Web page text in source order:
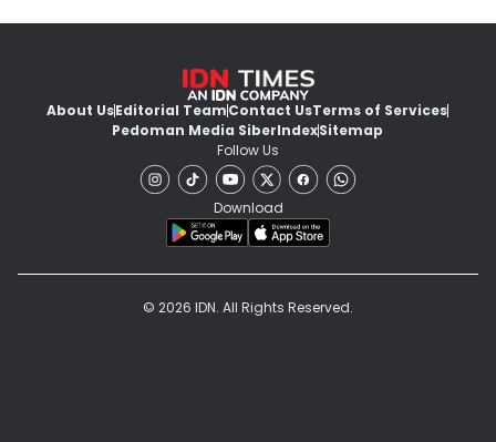
About UsEditorial TeamContact UsTerms of Services
Pedoman Media SiberIndexSitemap
Follow Us
Download
© 2026 IDN. All Rights Reserved.